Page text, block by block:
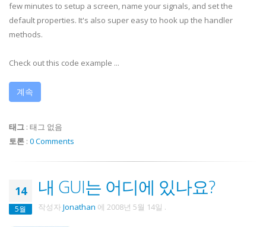
few minutes to setup a screen, name your signals, and set the
default properties. It's also super easy to hook up the handler
methods.
Check out this code example ...
계속
태그 : 태그 없음
토론 : 0 Comments
14
5월
내 GUI는 어디에 있나요?
작성자Jonathan 에 2008년 5월 14일 .